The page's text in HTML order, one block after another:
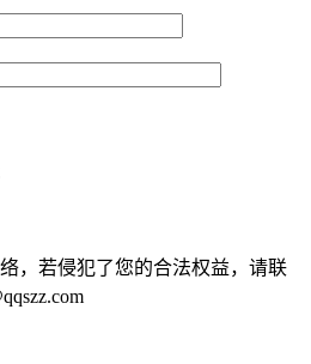
，若侵犯了您的合法权益，请联